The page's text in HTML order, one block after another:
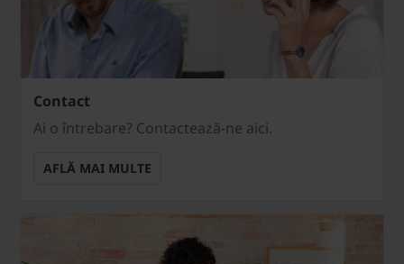
Contact
Ai o întrebare? Contactează-ne aici.
AFLĂ MAI MULTE